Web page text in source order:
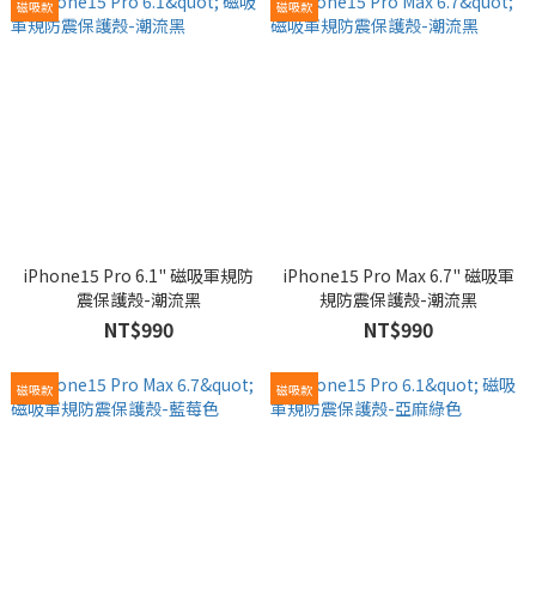
磁吸款
iPhone15 Pro 6.1" 磁吸軍規防
震保護殼-潮流黑
NT$990
磁吸款
iPhone15 Pro Max 6.7" 磁吸軍
規防震保護殼-潮流黑
NT$990
磁吸款 磁吸款